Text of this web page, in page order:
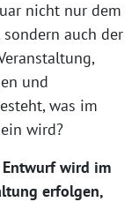
nicht nur dem
sondern auch der
und
was im
wird?
wird im
erfolgen,